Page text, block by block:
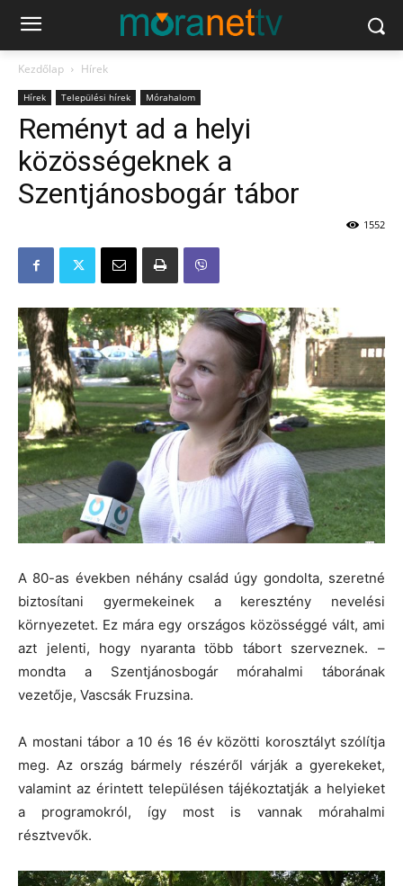
Kezdőlap Hírek
Hírek Települési hírek Mórahalom
Reményt ad a helyi
közösségeknek a
Szentjánosbogár tábor
1552
A 80-as években néhány család úgy gondolta, szeretné
biztosítani gyermekeinek a keresztény nevelési
környezetet. Ez mára egy országos közösséggé vált, ami
azt jelenti, hogy nyaranta több tábort szerveznek. –
mondta a Szentjánosbogár mórahalmi táborának
vezetője, Vascsák Fruzsina.
A mostani tábor a 10 és 16 év közötti korosztályt szólítja
meg. Az ország bármely részéről várják a gyerekeket,
valamint az érintett településen tájékoztatják a helyieket
a programokról, így most is vannak mórahalmi
résztvevők.